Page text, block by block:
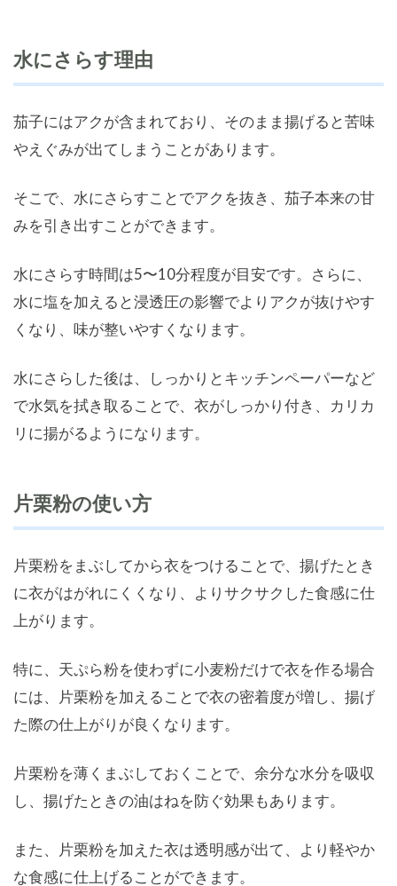
水にさらす理由
茄子にはアクが含まれており、そのまま揚げると苦味
やえぐみが出てしまうことがあります。
そこで、水にさらすことでアクを抜き、茄子本来の甘
みを引き出すことができます。
水にさらす時間は5〜10分程度が目安です。さらに、
水に塩を加えると浸透圧の影響でよりアクが抜けやす
くなり、味が整いやすくなります。
水にさらした後は、しっかりとキッチンペーパーなど
で水気を拭き取ることで、衣がしっかり付き、カリカ
リに揚がるようになります。
片栗粉の使い方
片栗粉をまぶしてから衣をつけることで、揚げたとき
に衣がはがれにくくなり、よりサクサクした食感に仕
上がります。
特に、天ぷら粉を使わずに小麦粉だけで衣を作る場合
には、片栗粉を加えることで衣の密着度が増し、揚げ
た際の仕上がりが良くなります。
片栗粉を薄くまぶしておくことで、余分な水分を吸収
し、揚げたときの油はねを防ぐ効果もあります。
また、片栗粉を加えた衣は透明感が出て、より軽やか
な食感に仕上げることができます。